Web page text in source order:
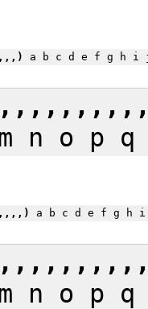
a b c d e f g h i
o p q
a b c d e f g h i
o p q